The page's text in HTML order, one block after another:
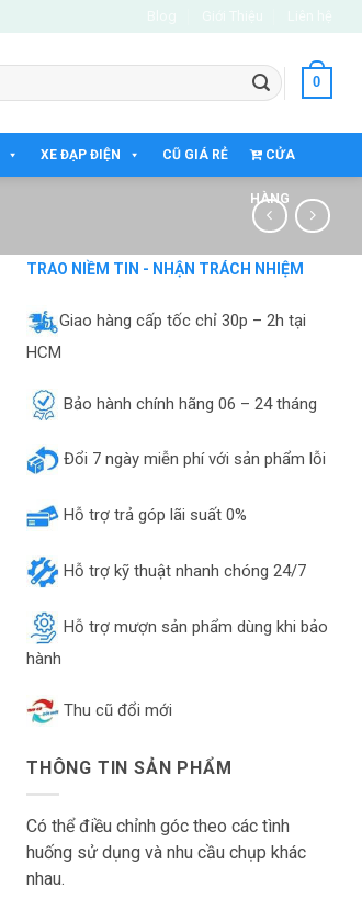
0
XE ĐẠP ĐIỆN CŨ GIÁ RẺ CỬA
HÀNG
TRAO NIỀM TIN - NHẬN TRÁCH NHIỆM
Giao hàng cấp tốc chỉ 30p – 2h tại
HCM
Bảo hành chính hãng 06 – 24 tháng
Đổi 7 ngày miễn phí với sản phẩm lỗi
Hỗ trợ trả góp lãi suất 0%
Hỗ trợ kỹ thuật nhanh chóng 24/7
Hỗ trợ mượn sản phẩm dùng khi bảo
hành
Thu cũ đổi mới
THÔNG TIN SẢN PHẨM
Có thể điều chỉnh góc theo các tình
huống sử dụng và nhu cầu chụp khác
nhau.